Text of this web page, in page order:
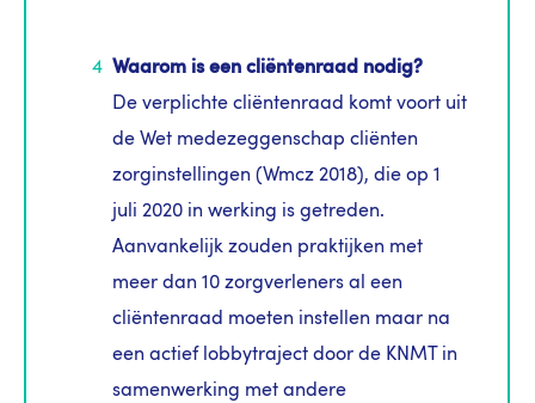
Waarom is een cliëntenraad nodig?
De verplichte cliëntenraad komt voort uit
de Wet medezeggenschap cliënten
zorginstellingen (Wmcz 2018), die op 1
juli 2020 in werking is getreden.
Aanvankelijk zouden praktijken met
meer dan 10 zorgverleners al een
cliëntenraad moeten instellen maar na
een actief lobbytraject door de KNMT in
samenwerking met andere